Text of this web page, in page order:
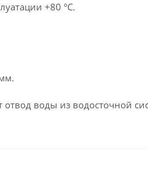
+80 °C.
отвод воды из водосточной